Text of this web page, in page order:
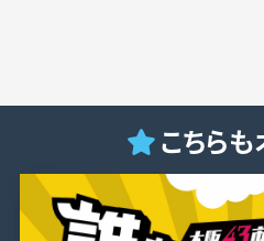
こちらも